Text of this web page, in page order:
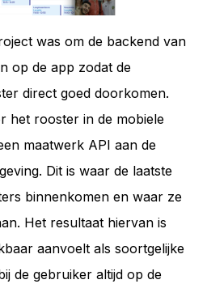
was om de backend van
op de app zodat de
direct goed doorkomen.
het rooster in de mobiele
maatwerk API aan de
Dit is waar de laatste
binnenkomen en waar ze
Het resultaat hiervan is
aanvoelt als soortgelijke
de gebruiker altijd op de